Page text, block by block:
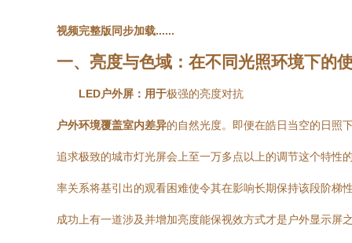
视频完整版同步加载......
一、亮度与色域：在不同光照环境下的
LED户外屏：用于极强的亮度对抗
户外环境覆盖室内差异的自然光度。即便在皓日当空的日照
追求极致的城市灯光屏会上至一万多点以上的调节这个特性
率关系将基引出的观看困难使令其在影响长期保持该段阶梯
成功上有一道涉及并增加亮度能保视效方式才是户外显示屏